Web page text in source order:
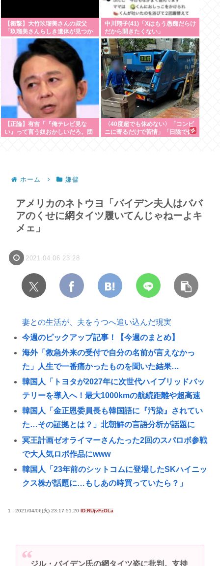
【衝撃】大竹玖瑠美さんの叔父
「玖瑠美さんらしき遺体が見つか
った」玖瑠美さんの母「ギャー
中川翔子(41)「Xはもう愚痴だらけ
だから開きたくない」
【正論】有吉「『俺テレビ見な
い』って言う奴おかしいだろ。団
〈40度超でも休めない〉「コンビ
ニに寄るだけで苦情」「日陰で休
ホーム 嫌儲
アメリカのネトウヨ「バイデン夫人はババ
アのくせに網タイツ履いてんじゃねーよキ
メェ」
2021.04.06 23:28
妻との生活が、夫をうつへ追い込んだ現実
今週のピックアップ記事！【今週のまとめ】
海外「救急外来の受付で自分の名前が言えなかっ
た」人生で一番痛かったものを聞いた結果…
韓国人「トヨタが2027年に次世代ハイブリッドバッ
テリーを導入へ！最大1000kmの航続距離や超高速
韓国人「金正恩委員長も韓国語に『汚染』されてい
た…その証拠とは？」北朝鮮の言語分析が話題に
冥王計画ゼオライマーさんたった2回のスパロボ参戦
で大人気ロボ作品にwww
韓国人「23年前のシットコムに登場したSKハイニッ
クス株が話題に…もしあの時買っていたら？」
ファイナルファンタジー4の最終メンバーとかいう最
模様ww
1 : 2021/04/06(火) 23:17:51.20 ID:RUjvFzOLa
ジル・バイデン氏の網タイツ姿に批判。支持